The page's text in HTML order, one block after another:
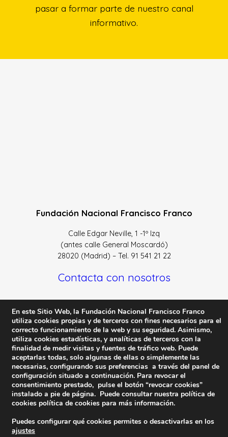
pasar a formar parte de nuestro canal
informativo.
Fundación Nacional Francisco Franco
Calle Edgar Neville, 1 -1º Izq
(antes calle General Moscardó)
28020 (Madrid) – Tel. 91 541 21 22
Contacta con nosotros
Política de Privacidad y protección de datos– Sus datos
son seguros–Política de Cookies–Condiciones Generales
de uso
Facebook
Twitter
YouTube
© 2023 FNFF | Todos los derechos
reservados.
En este Sitio Web, la Fundación Nacional Francisco Franco
utiliza cookies propias y de terceros con fines necesarios para el
correcto funcionamiento de la web y su seguridad. Asimismo,
utiliza cookies estadísticas, y analíticas de terceros con la
finalidad de medir visitas y fuentes de tráfico web. Puede
aceptarlas todas, solo algunas de ellas o simplemente las
necesarias, configurando sus preferencias a través del panel de
configuración situado a continuación. Para revocar el
consentimiento prestado, pulse el botón “revocar cookies”
instalado a pie de página. Puede consultar nuestra política de
cookies política de cookies para más información.
Puedes configurar qué cookies permites o desactivarlas en los
ajustes